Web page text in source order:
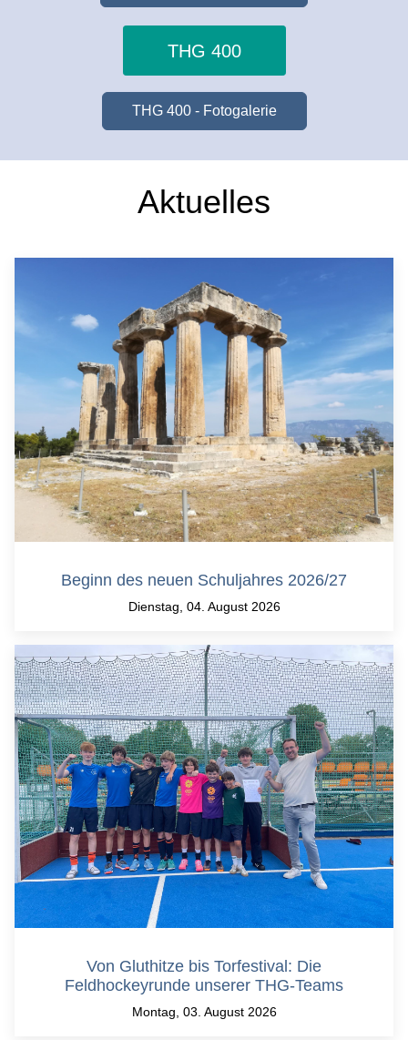
THG 400
THG 400 - Fotogalerie
Aktuelles
Beginn des neuen Schuljahres 2026/27
Dienstag, 04. August 2026
Von Gluthitze bis Torfestival: Die
Feldhockeyrunde unserer THG-Teams
Montag, 03. August 2026